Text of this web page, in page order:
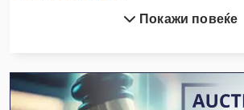
Вертикална Машина За Дупчење
Покажи повеќе